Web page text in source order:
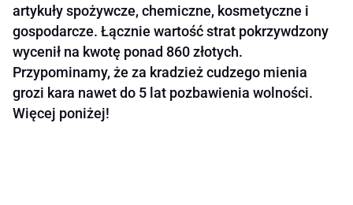
artykuły spożywcze, chemiczne, kosmetyczne i
gospodarcze. Łącznie wartość strat pokrzywdzony
wycenił na kwotę ponad 860 złotych.
Przypominamy, że za kradzież cudzego mienia
grozi kara nawet do 5 lat pozbawienia wolności.
Więcej poniżej!